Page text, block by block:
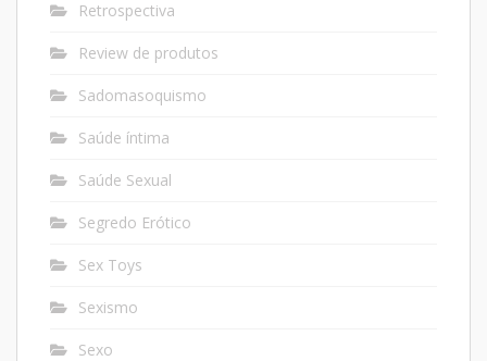
Retrospectiva
Review de produtos
Sadomasoquismo
Saúde íntima
Saúde Sexual
Segredo Erótico
Sex Toys
Sexismo
Sexo